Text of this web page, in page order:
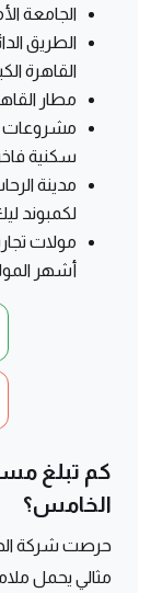
الجامعة
الطريق
القاهرة
مطار القاهرة
مشروعات
سكنية
مدينة
لكمبوند
مولات
أشهر
كم تبلغ
الخامس؟
حرصت شركة
مثالي يحمل